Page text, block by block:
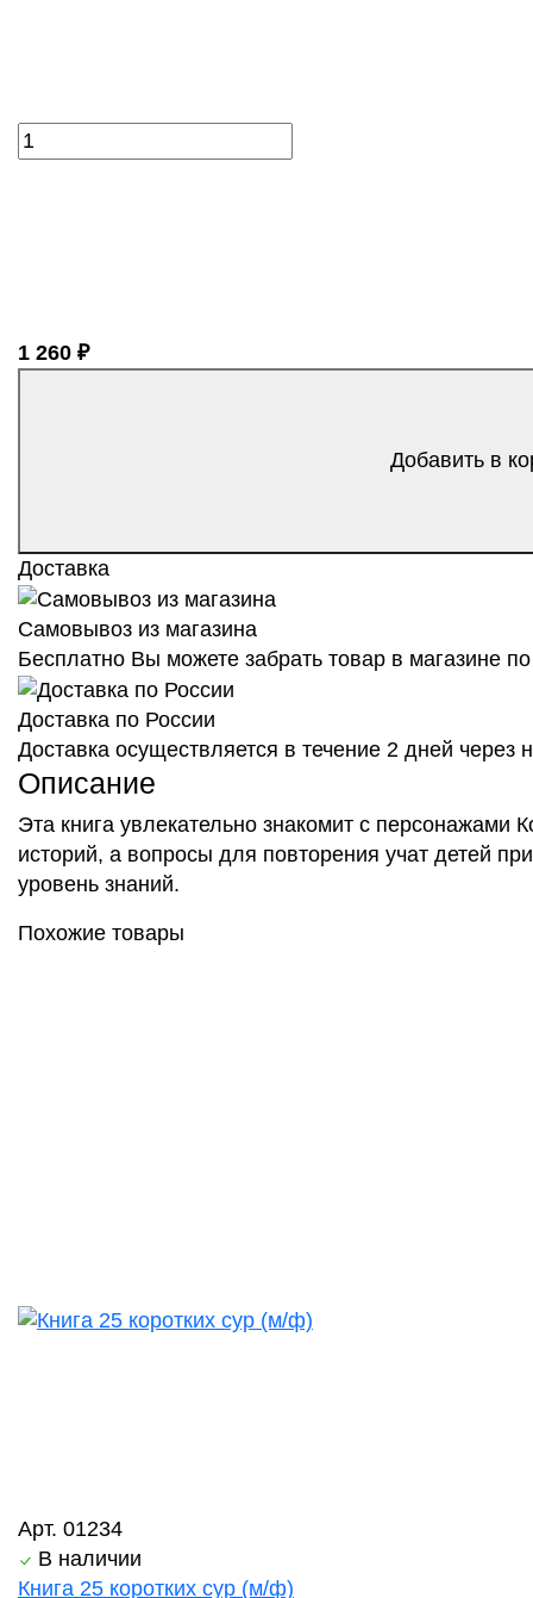
1 260 ₽
Добавить в
Доставка
Самовывоз из магазина
Бесплатно Вы можете забрать товар в магазине
Доставка по России
Доставка осуществляется в течение 2 дней
Описание
Эта книга увлекательно знакомит с
историй, а вопросы для повторения учат детей
уровень знаний.
Похожие товары
Арт. 01234
В наличии
Книга 25 коротких сур (м/ф)